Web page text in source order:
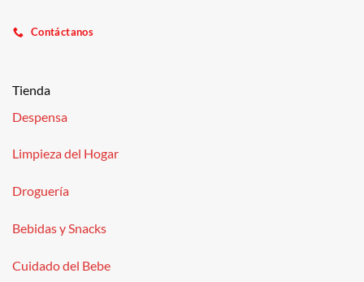
Contáctanos
Tienda
Despensa
Limpieza del Hogar
Droguería
Bebidas y Snacks
Cuidado del Bebe